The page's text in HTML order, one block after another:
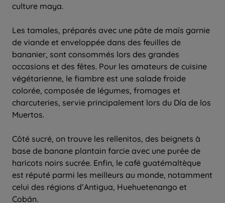
culture maya.
Les tamales, préparés avec une pâte de maïs garnie
de viande et enveloppée dans des feuilles de
bananier, sont consommés lors des grandes
occasions et des fêtes. Pour les amateurs de cuisine
végétarienne, le fiambre est une salade froide
colorée, composée de légumes, fromages et
charcuteries, servie principalement lors du Día de los
Muertos.
Côté sucré, on trouve les rellenitos, des beignets à
base de banane plantain farcie avec une purée de
haricots noirs sucrée. Enfin, le café guatémaltèque
est réputé parmi les meilleurs au monde, notamment
celui des régions d’Antigua, Huehuetenango et
Cobán.